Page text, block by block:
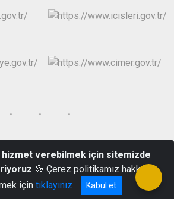
Kepsut/BALIKESİR
0266 576 10 05
hizmet verebilmek için sitemizde
🍪 Çerez politikamız hakkında
için tıklayınız Kabul et